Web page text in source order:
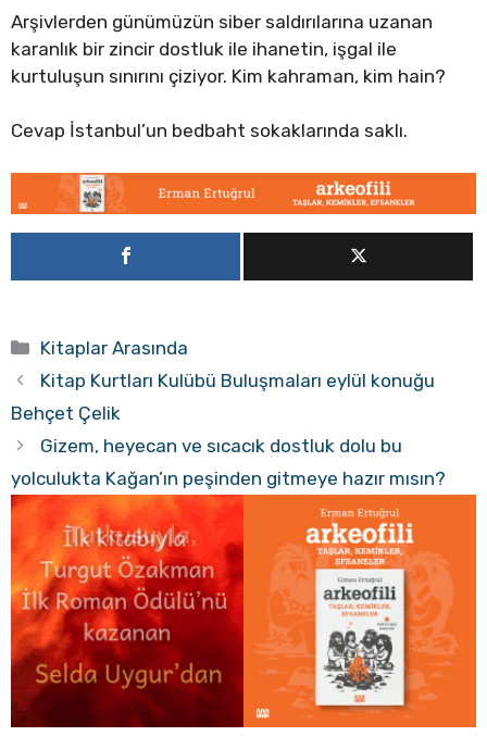
Arşivlerden günümüzün siber saldırılarına uzanan
karanlık bir zincir dostluk ile ihanetin, işgal ile
kurtuluşun sınırını çiziyor. Kim kahraman, kim hain?
Cevap İstanbul’un bedbaht sokaklarında saklı.
Kategoriler
Kitaplar Arasında
Kitap Kurtları Kulübü Buluşmaları eylül konuğu
Behçet Çelik
Gizem, heyecan ve sıcacık dostluk dolu bu
yolculukta Kağan’ın peşinden gitmeye hazır mısın?